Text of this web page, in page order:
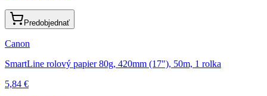
Predobjednať
Canon
SmartLine rolový papier 80g, 420mm (17"), 50m, 1 rolka
5,84 €